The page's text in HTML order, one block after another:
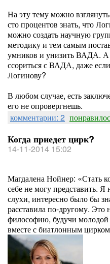
На эту тему можно
сто процентов знать, что
можно создать научную
методику и тем самым
умников и унизить ВАДА. А
ссориться с ВАДА, даже
Логинову?
В любом случае, есть
его не опровергнешь.
комментарии: 2
Когда приедет цирк?
14-11-2014 15:02
Магдалена Нойнер: «Стать
себе не могу представить. Я
слухи, интересно было бы
расставила по-другому.
философию, будучи
вместе с биатлонным